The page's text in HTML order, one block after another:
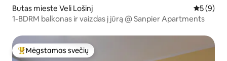
Butas mieste Veli Lošinj Vidutinis
5 (9)
1-BDRM balkonas ir vaizdas į jūrą @ Sanpier Apartments
Svečių mėgstamiausias
Mėgstamas svečių